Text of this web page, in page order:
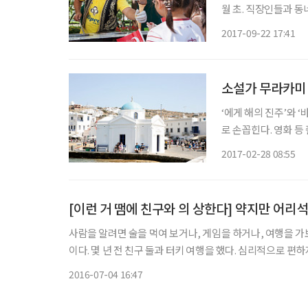
월 초. 직장인들과
2017-09-22 17:41
소설가 무라카
‘에게 해의 진주’와
로 손꼽힌다. 영화 등 촬영지로도 인기를 누리는 섬. 특히 동양인에게 많이 알려진 일본 작가
2017-02-28 08:55
[이런 거 땜에 친구와 의 상한다] 약지만 어리
사람을 알려면 술을 먹여 보거나, 게임을 하거나, 여행을
이다. 몇 년 전 친구 둘과 터키 여행을 했다. 심리적으로 편하지 않은 일이 있어서 무거움을 떨쳐야겠다는 생각으로 출발했다. 러시아
2016-07-04 16:47